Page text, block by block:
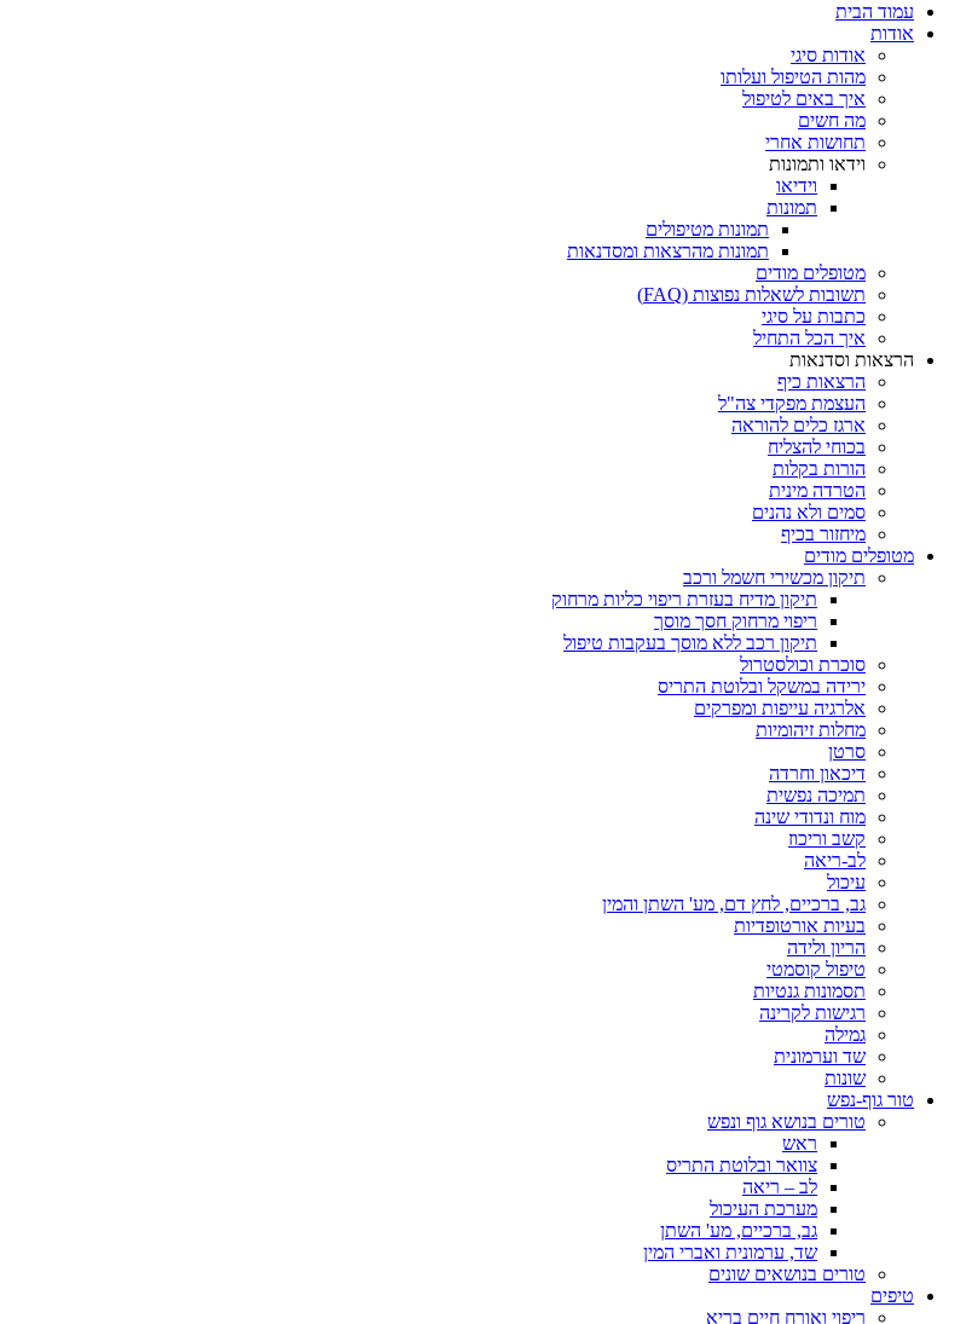
עמוד הבית
אודות
אודות סיגי
מהות הטיפול ועלותו
איך באים לטיפול
מה חשים
תחושות אחרי
וידאו ותמונות
וידיאו
תמונות
תמונות מטיפולים
תמונות מהרצאות ומסדנאות
מטופלים מודים
תשובות לשאלות נפוצות (FAQ)
כתבות על סיגי
איך הכל התחיל
הרצאות וסדנאות
הרצאות כיף
העצמת מפקדי צה"ל
ארגז כלים להוראה
בכוחי להצליח
הורות בקלות
הטרדה מינית
סמים ולא נהנים
מיחזור בכיף
מטופלים מודים
תיקון מכשירי חשמל ורכב
תיקון מדיח בעזרת ריפוי כליות מרחוק
ריפוי מרחוק חסך מוסך
תיקון רכב ללא מוסך בעקבות טיפול
סוכרת וכולסטרול
ירידה במשקל ובלוטת התריס
אלרגיה עייפות ומפרקים
מחלות זיהומיות
סרטן
דיכאון וחרדה
תמיכה נפשית
מוח ונדודי שינה
קשב וריכוז
לב-ריאה
עיכול
גב, ברכיים, לחץ דם, מע' השתן והמין
בעיות אורטופדיות
הריון ולידה
טיפול קוסמטי
תסמונות גנטיות
רגישות לקרינה
גמילה
שד וערמונית
שונות
טור גוף-נפש
טורים בנושא גוף ונפש
ראש
צוואר ובלוטת התריס
לב – ריאה
מערכת העיכול
גב, ברכיים, מע' השתן
שד, ערמונית ואברי המין
טורים בנושאים שונים
טיפים
ריפוי ואורח חיים בריא